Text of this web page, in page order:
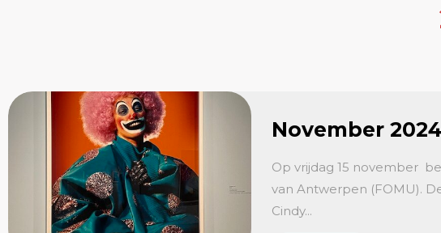
November
Op vrijdag 15 november
van Antwerpen (FOMU).
Cindy...